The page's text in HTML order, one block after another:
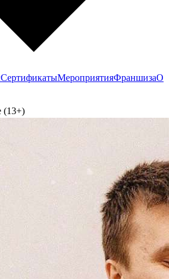
СертификатыМероприятияФраншизаО
(13+)